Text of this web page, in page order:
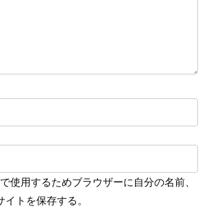
使用するためブラウザーに自分の名前、
トを保存する。